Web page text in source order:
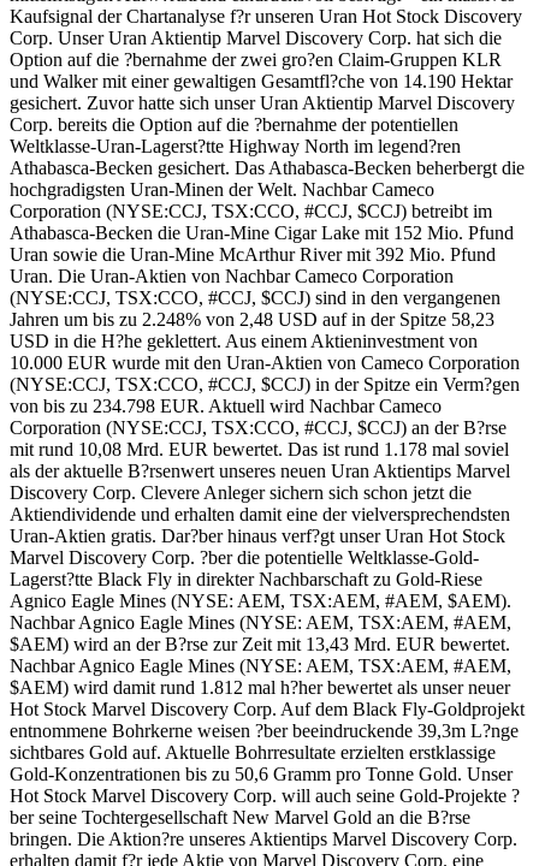
Kaufsignal der Chartanalyse f?r unseren Uran Hot Stock Discovery
Corp. Unser Uran Aktientip Marvel Discovery Corp. hat sich die
Option auf die ?bernahme der zwei gro?en Claim-Gruppen KLR
und Walker mit einer gewaltigen Gesamtfl?che von 14.190 Hektar
gesichert. Zuvor hatte sich unser Uran Aktientip Marvel Discovery
Corp. bereits die Option auf die ?bernahme der potentiellen
Weltklasse-Uran-Lagerst?tte Highway North im legend?ren
Athabasca-Becken gesichert. Das Athabasca-Becken beherbergt die
hochgradigsten Uran-Minen der Welt. Nachbar Cameco
Corporation (NYSE:CCJ, TSX:CCO, #CCJ, $CCJ) betreibt im
Athabasca-Becken die Uran-Mine Cigar Lake mit 152 Mio. Pfund
Uran sowie die Uran-Mine McArthur River mit 392 Mio. Pfund
Uran. Die Uran-Aktien von Nachbar Cameco Corporation
(NYSE:CCJ, TSX:CCO, #CCJ, $CCJ) sind in den vergangenen
Jahren um bis zu 2.248% von 2,48 USD auf in der Spitze 58,23
USD in die H?he geklettert. Aus einem Aktieninvestment von
10.000 EUR wurde mit den Uran-Aktien von Cameco Corporation
(NYSE:CCJ, TSX:CCO, #CCJ, $CCJ) in der Spitze ein Verm?gen
von bis zu 234.798 EUR. Aktuell wird Nachbar Cameco
Corporation (NYSE:CCJ, TSX:CCO, #CCJ, $CCJ) an der B?rse
mit rund 10,08 Mrd. EUR bewertet. Das ist rund 1.178 mal soviel
als der aktuelle B?rsenwert unseres neuen Uran Aktientips Marvel
Discovery Corp. Clevere Anleger sichern sich schon jetzt die
Aktiendividende und erhalten damit eine der vielversprechendsten
Uran-Aktien gratis. Dar?ber hinaus verf?gt unser Uran Hot Stock
Marvel Discovery Corp. ?ber die potentielle Weltklasse-Gold-
Lagerst?tte Black Fly in direkter Nachbarschaft zu Gold-Riese
Agnico Eagle Mines (NYSE: AEM, TSX:AEM, #AEM, $AEM).
Nachbar Agnico Eagle Mines (NYSE: AEM, TSX:AEM, #AEM,
$AEM) wird an der B?rse zur Zeit mit 13,43 Mrd. EUR bewertet.
Nachbar Agnico Eagle Mines (NYSE: AEM, TSX:AEM, #AEM,
$AEM) wird damit rund 1.812 mal h?her bewertet als unser neuer
Hot Stock Marvel Discovery Corp. Auf dem Black Fly-Goldprojekt
entnommene Bohrkerne weisen ?ber beeindruckende 39,3m L?nge
sichtbares Gold auf. Aktuelle Bohrresultate erzielten erstklassige
Gold-Konzentrationen bis zu 50,6 Gramm pro Tonne Gold. Unser
Hot Stock Marvel Discovery Corp. will auch seine Gold-Projekte ?
ber seine Tochtergesellschaft New Marvel Gold an die B?rse
bringen. Die Aktion?re unseres Aktientips Marvel Discovery Corp.
erhalten damit f?r jede Aktie von Marvel Discovery Corp. eine